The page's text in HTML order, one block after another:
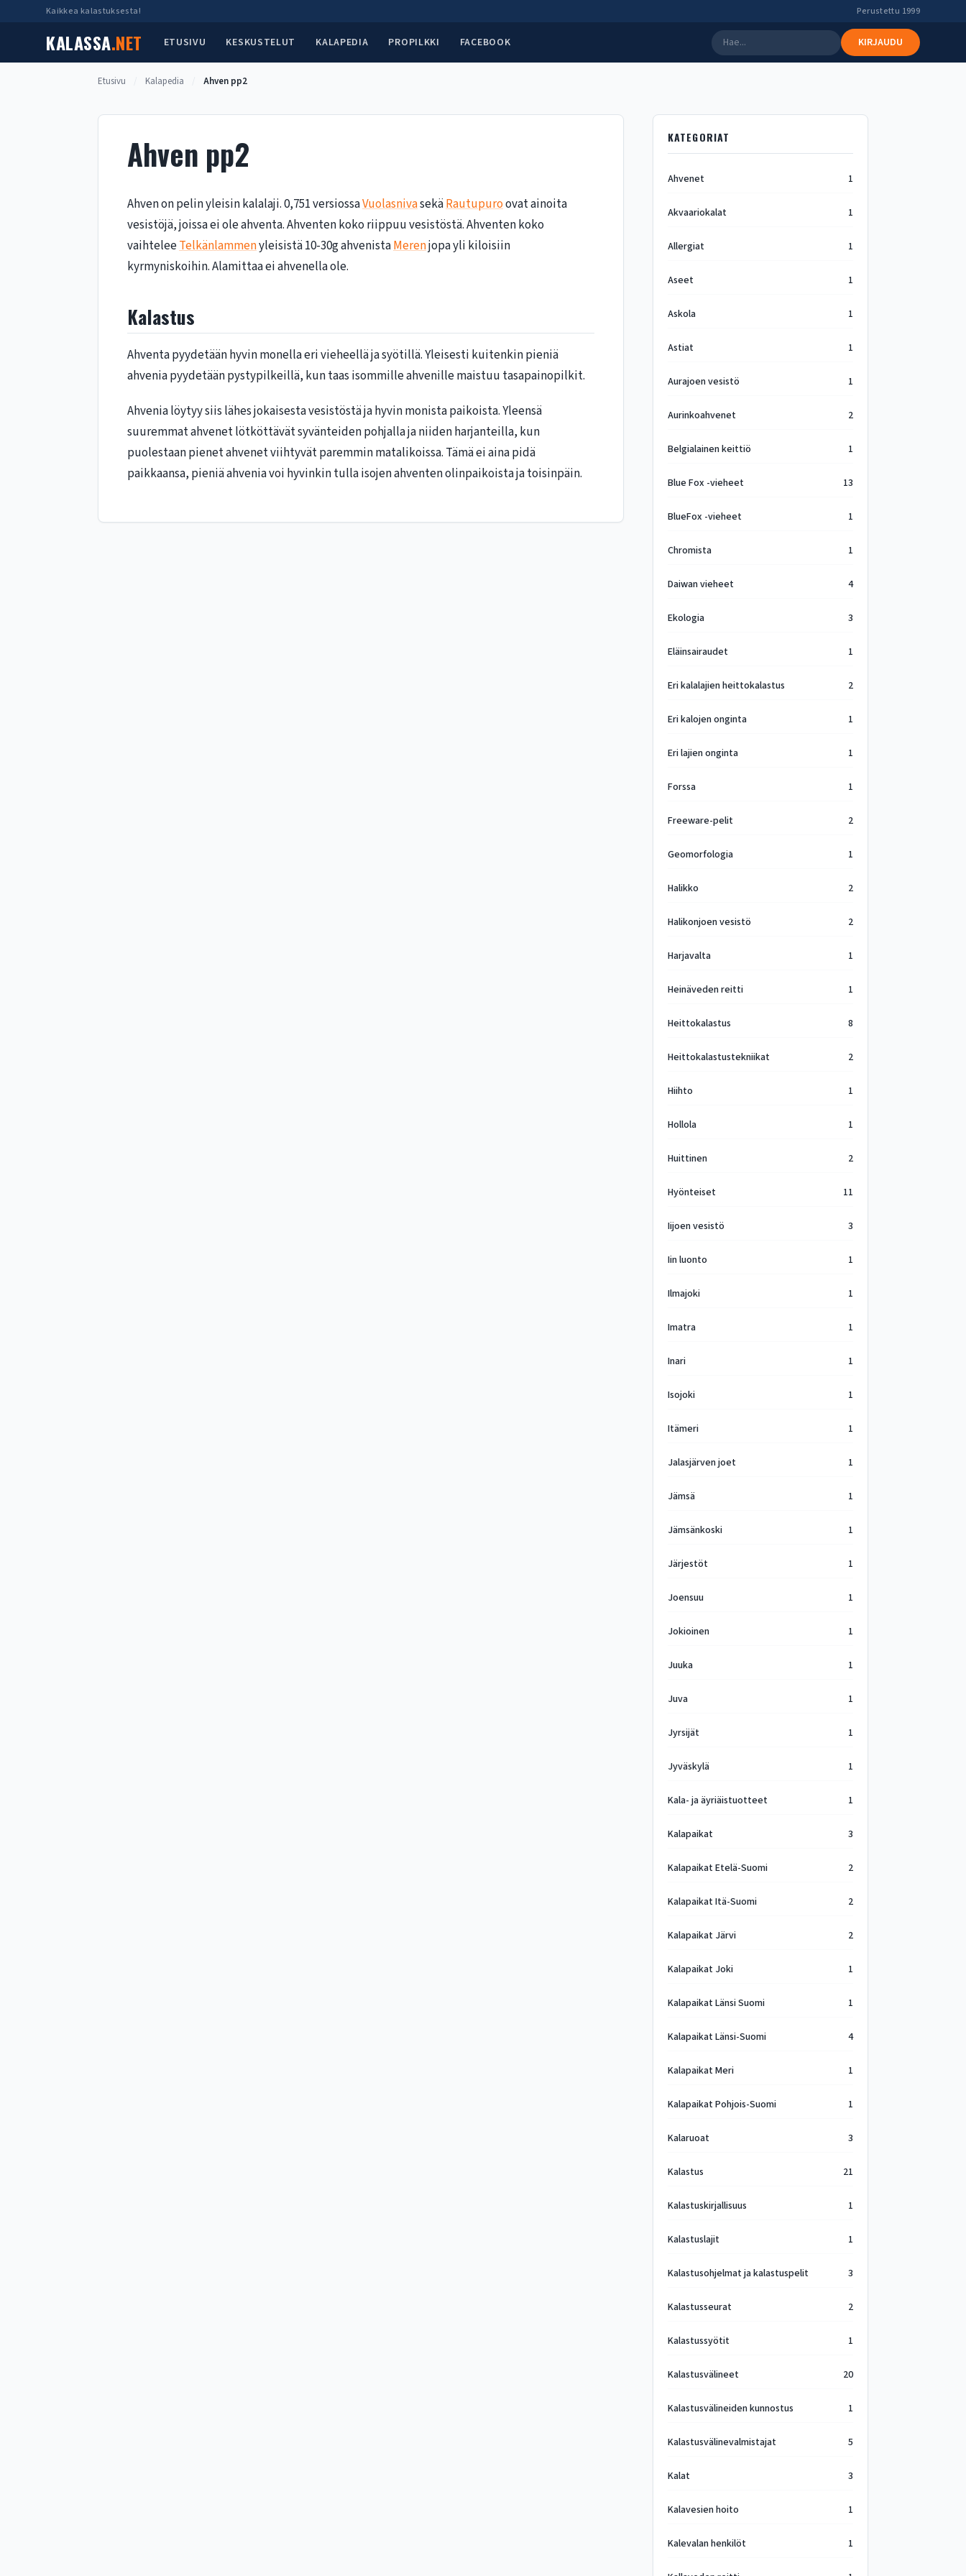
Kaikkea kalastuksesta! Perustettu 1999
KALASSA.NET ETUSIVU KESKUSTELUT KALAPEDIA PROPILKKI FACEBOOK KIRJAUDU
Etusivu Kalapedia Ahven pp2
Ahven pp2
Ahven on pelin yleisin kalalaji. 0,751 versiossaVuolasnivasekäRautupuroovat ainoita
vesistöjä, joissa ei ole ahventa. Ahventen koko riippuu vesistöstä. Ahventen koko
vaihteleeTelkänlammenyleisistä 10-30g ahvenistaMerenjopa yli kiloisiin
kyrmyniskoihin. Alamittaa ei ahvenella ole.
Kalastus
Ahventa pyydetään hyvin monella eri vieheellä ja syötillä. Yleisesti kuitenkin pieniä
ahvenia pyydetään pystypilkeillä, kun taas isommille ahvenille maistuu tasapainopilkit.
Ahvenia löytyy siis lähes jokaisesta vesistöstä ja hyvin monista paikoista. Yleensä
suuremmat ahvenet lötköttävät syvänteiden pohjalla ja niiden harjanteilla, kun
puolestaan pienet ahvenet viihtyvät paremmin matalikoissa. Tämä ei aina pidä
paikkaansa, pieniä ahvenia voi hyvinkin tulla isojen ahventen olinpaikoista ja toisinpäin.
KATEGORIAT
Ahvenet 1
Akvaariokalat 1
Allergiat 1
Aseet 1
Askola 1
Astiat 1
Aurajoen vesistö 1
Aurinkoahvenet 2
Belgialainen keittiö 1
Blue Fox -vieheet 13
BlueFox -vieheet 1
Chromista 1
Daiwan vieheet 4
Ekologia 3
Eläinsairaudet 1
Eri kalalajien heittokalastus 2
Eri kalojen onginta 1
Eri lajien onginta 1
Forssa 1
Freeware-pelit 2
Geomorfologia 1
Halikko 2
Halikonjoen vesistö 2
Harjavalta 1
Heinäveden reitti 1
Heittokalastus 8
Heittokalastustekniikat 2
Hiihto 1
Hollola 1
Huittinen 2
Hyönteiset 11
Iijoen vesistö 3
Iin luonto 1
Ilmajoki 1
Imatra 1
Inari 1
Isojoki 1
Itämeri 1
Jalasjärven joet 1
Jämsä 1
Jämsänkoski 1
Järjestöt 1
Joensuu 1
Jokioinen 1
Juuka 1
Juva 1
Jyrsijät 1
Jyväskylä 1
Kala- ja äyriäistuotteet 1
Kalapaikat 3
Kalapaikat Etelä-Suomi 2
Kalapaikat Itä-Suomi 2
Kalapaikat Järvi 2
Kalapaikat Joki 1
Kalapaikat Länsi Suomi 1
Kalapaikat Länsi-Suomi 4
Kalapaikat Meri 1
Kalapaikat Pohjois-Suomi 1
Kalaruoat 3
Kalastus 21
Kalastuskirjallisuus 1
Kalastuslajit 1
Kalastusohjelmat ja kalastuspelit 3
Kalastusseurat 2
Kalastussyötit 1
Kalastusvälineet 20
Kalastusvälineiden kunnostus 1
Kalastusvälinevalmistajat 5
Kalat 3
Kalavesien hoito 1
Kalevalan henkilöt 1